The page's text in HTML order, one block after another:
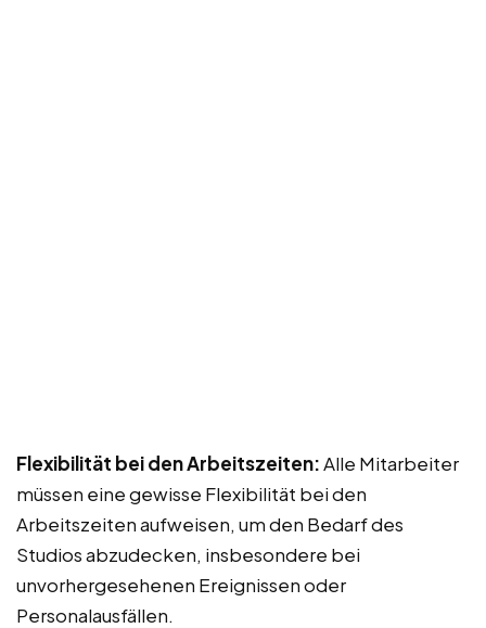
Flexibilität bei den Arbeitszeiten:Alle Mitarbeiter
müssen eine gewisse Flexibilität bei den
Arbeitszeiten aufweisen, um den Bedarf des
Studios abzudecken, insbesondere bei
unvorhergesehenen Ereignissen oder
Personalausfällen.